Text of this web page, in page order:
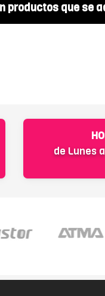
productos que se
de Lunes